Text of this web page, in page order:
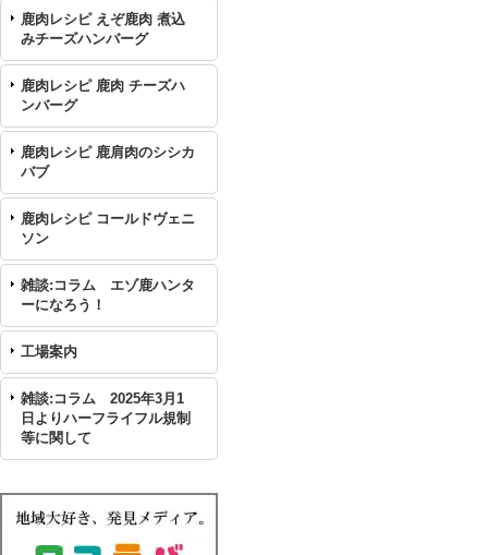
鹿肉レシピ えぞ鹿肉 煮込
みチーズハンバーグ
鹿肉レシピ 鹿肉 チーズハ
ンバーグ
鹿肉レシピ 鹿肩肉のシシカ
バブ
鹿肉レシピ コールドヴェニ
ソン
雑談:コラム エゾ鹿ハンタ
ーになろう！
工場案内
雑談:コラム 2025年3月1
日よりハーフライフル規制
等に関して